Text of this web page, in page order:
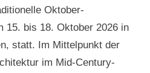
Oktober-
15. bis 18. Oktober 2026 in
statt. Im Mittelpunkt der
im Mid-Century-